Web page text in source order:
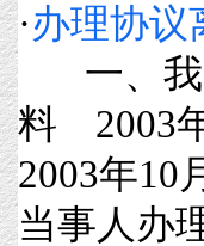
·办理协议
一、我
料 2003
2003年10
当事人办